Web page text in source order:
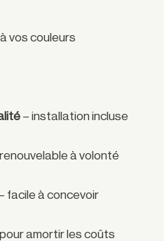
vos couleurs
– installation incluse
à volonté
facile à concevoir
amortir les coûts